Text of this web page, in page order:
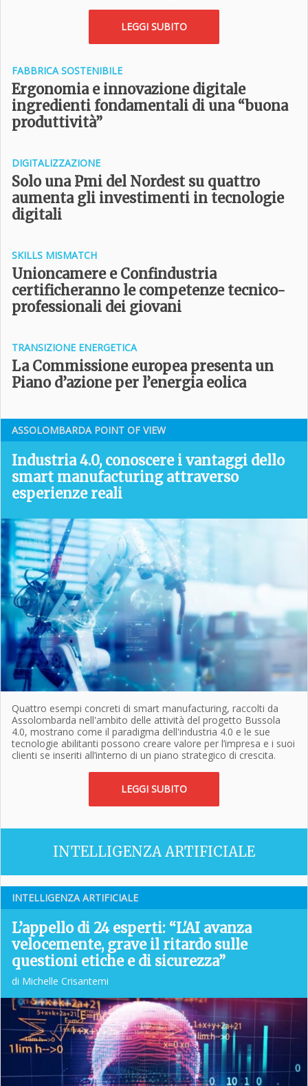
LEGGI SUBITO
FABBRICA SOSTENIBILE
Ergonomia e innovazione digitale
ingredienti fondamentali di una “buona
produttività”
DIGITALIZZAZIONE
Solo una Pmi del Nordest su quattro
aumenta gli investimenti in tecnologie
digitali
SKILLS MISMATCH
Unioncamere e Confindustria
certificheranno le competenze tecnico-
professionali dei giovani
TRANSIZIONE ENERGETICA
La Commissione europea presenta un
Piano d’azione per l’energia eolica
ASSOLOMBARDA POINT OF VIEW
Industria 4.0, conoscere i vantaggi dello
smart manufacturing attraverso
esperienze reali
Quattro esempi concreti di smart manufacturing, raccolti da
Assolombarda nell'ambito delle attività del progetto Bussola
4.0, mostrano come il paradigma dell'industria 4.0 e le sue
tecnologie abilitanti possono creare valore per l’impresa e i suoi
clienti se inseriti all’interno di un piano strategico di crescita.
LEGGI SUBITO
INTELLIGENZA ARTIFICIALE
INTELLIGENZA ARTIFICIALE
L’appello di 24 esperti: “L'AI avanza
velocemente, grave il ritardo sulle
questioni etiche e di sicurezza”
di Michelle Crisantemi